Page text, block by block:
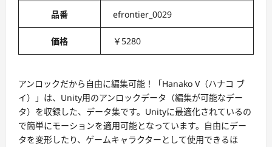
品番 efrontier_0029
価格 ￥5280
アンロックだから自由に編集可能！「Hanako V（ハナコ ブ
イ）」は、Unity用のアンロックデータ（編集が可能なデー
タ）を収録した、データ集です。Unityに最適化されているの
で簡単にモーションを適用可能となっています。自由にデー
タを変形したり、ゲームキャラクターとして使用できるほ